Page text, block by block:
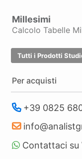
Millesimi
Calcolo Tabelle
Tutti i Prodotti
Per acquisti
+39 0825
Contattaci su
Rispetta i